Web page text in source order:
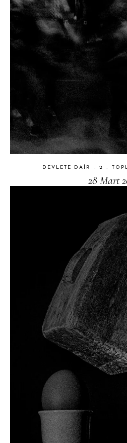
DEVLETE DAIR – 2 –
28 Mart